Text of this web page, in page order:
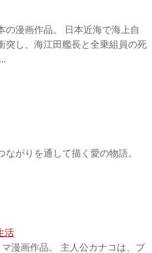
の漫画作品。 日本近海で海上自
突し、海江田艦長と全乗組員の死
がりを通して描く愛の物語。
活
漫画作品。 主人公カナコは、ブ